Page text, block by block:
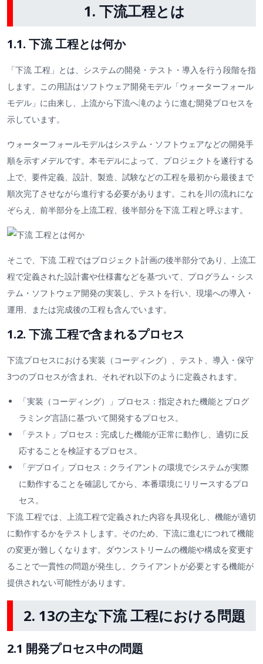
1. 下流工程とは
1.1. 下流 工程とは何か
「下流 工程」とは、システムの開発・テスト・導入を行う段階を指
します。この用語はソフトウェア開発モデル「ウォーターフォール
モデル」に由来し、上流から下流へ滝のように進む開発プロセスを
示しています。
ウォーターフォールモデルはシステム・ソフトウェアなどの開発手
順を示すメデルです。本モデルによって、プロジェクトを遂行する
上で、要件定義、設計、製造、試験などの工程を最初から最後まで
順次完了させながら進行する必要があります。これを川の流れにな
ぞらえ、前半部分を上流工程、後半部分を下流 工程と呼ぶます。
そこで、下流 工程ではプロジェクト計画の後半部分であり、上流工
程で定義された設計書や仕様書などを基づいて、プログラム・シス
テム・ソフトウェア開発の実装し、テストを行い、現場への導入・
運用、または完成後の工程も含んでいます。
1.2. 下流 工程で含まれるプロセス
下流プロセスにおける実装（コーディング）、テスト、導入・保守
3つのプロセスが含まれ、それぞれ以下のように定義されます。
「実装（コーディング）」プロセス：指定された機能とプログ
ラミング言語に基づいて開発するプロセス。
「テスト」プロセス：完成した機能が正常に動作し、適切に反
応することを検証するプロセス。
「デプロイ」プロセス：クライアントの環境でシステムが実際
に動作することを確認してから、本番環境にリリースするプロ
セス。
下流 工程では、上流工程で定義された内容を具現化し、機能が適切
に動作するかをテストします。そのため、下流に進むにつれて機能
の変更が難しくなります。ダウンストリームの機能や構成を変更す
ることで一貫性の問題が発生し、クライアントが必要とする機能が
提供されない可能性があります。
2. 13の主な下流 工程における問題
2.1 開発プロセス中の問題